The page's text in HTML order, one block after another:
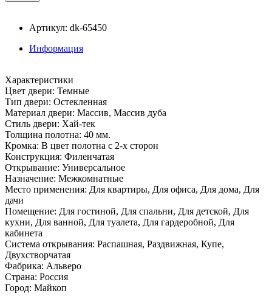
Артикул: dk-65450
Информация
Характеристики
Цвет двери: Темные
Тип двери: Остекленная
Материал двери: Массив, Массив дуба
Стиль двери: Хай-тек
Толщина полотна: 40 мм.
Кромка: В цвет полотна с 2-х сторон
Конструкция: Филенчатая
Открывание: Универсальное
Назначение: Межкомнатные
Место применения: Для квартиры, Для офиса, Для дома, Для
дачи
Помещение: Для гостиной, Для спальни, Для детской, Для
кухни, Для ванной, Для туалета, Для гардеробной, Для
кабинета
Система открывания: Распашная, Раздвижная, Купе,
Двухстворчатая
Фабрика: Альверо
Страна: Россия
Город: Майкоп